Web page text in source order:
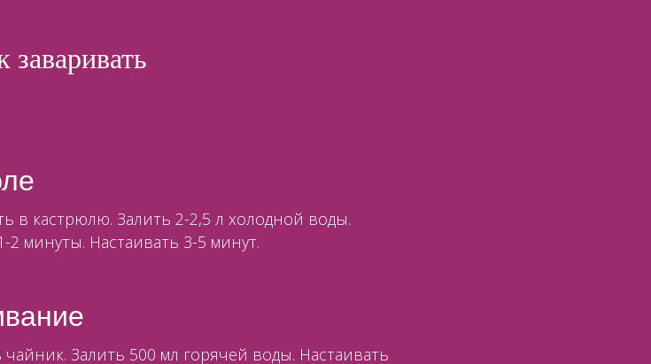
заваривать
в кастрюлю. Залить 2-2,5 л холодной воды.
2 минуты. Настаивать 3-5 минут.
Залить 500 мл горячей воды. Настаивать